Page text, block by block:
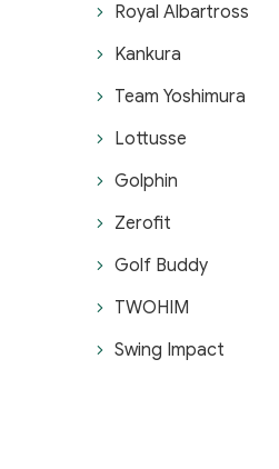
Royal Albartross
Kankura
Team Yoshimura
Lottusse
Golphin
Zerofit
Golf Buddy
TWOHIM
Swing Impact